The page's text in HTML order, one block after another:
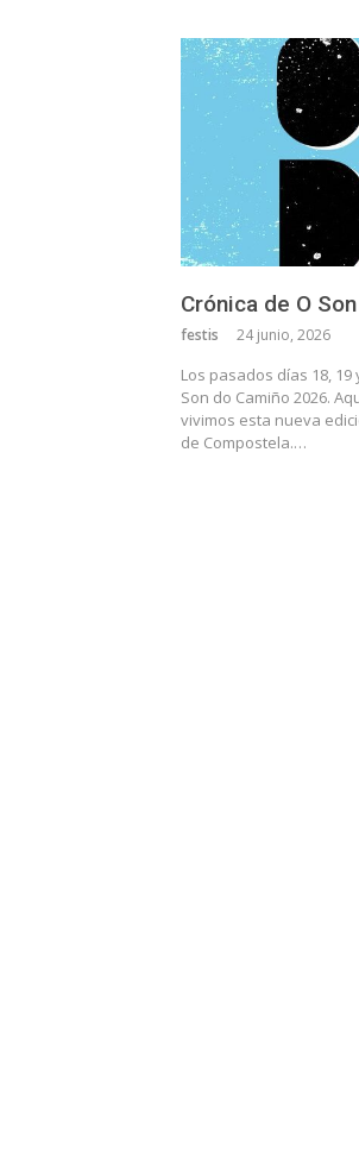
Crónica de O
festis 24 junio, 2026
Los pasados días 18,
Son do Camiño 2026.
vivimos esta nueva
de Compostela.…